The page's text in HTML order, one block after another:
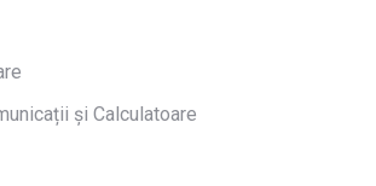
și Calculatoare